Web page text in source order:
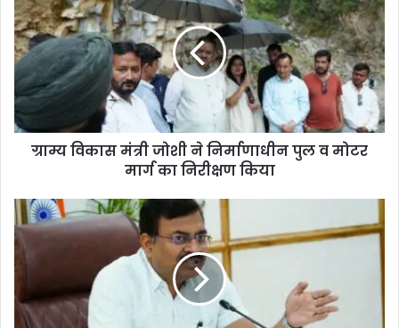
ग्राम्य विकास मंत्री जोशी ने निर्माणाधीन पुल व मोटर
मार्ग का निरीक्षण किया